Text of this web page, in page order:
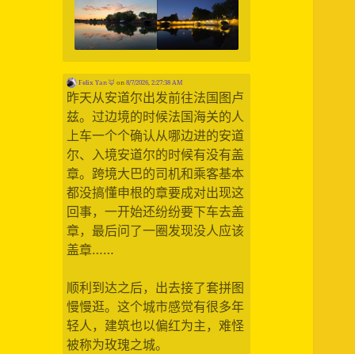
Felix Yan 🦊 on8/7/2026, 2:27:38 AM
昨天从安道尔出发前往法国图卢
兹。过边境的时候法国海关的人
上车一个个确认从哪边进的安道
尔、入境安道尔的时候有没有盖
章。跨境大巴的司机和乘客基本
都没搞懂申根的章要成对出现这
回事，一开始还纷纷要下车去盖
章，最后问了一圈发现没人应该
盖章……
顺利到达之后，出去接了套拼图
慢慢逛。这个城市感觉有很多年
轻人，建筑也以偏红为主，难怪
被称为玫瑰之城。